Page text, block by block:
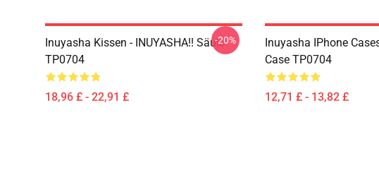
Inuyasha Kissen - INUYASHA!! Säule
TP0704
18,96 £ - 22,91 £
-20%
Inuyasha IPhone
Case TP0704
12,71 £ - 13,82 £